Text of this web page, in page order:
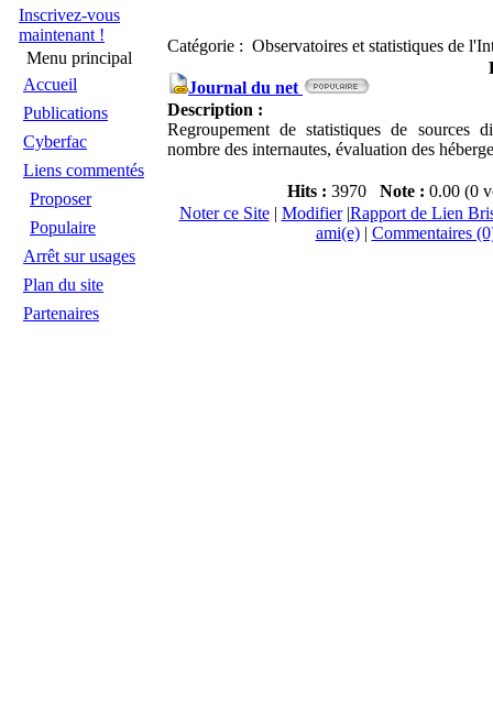
Inscrivez-vous
maintenant !
Menu principal
Accueil
Publications
Cyberfac
Liens commentés
Proposer
Populaire
Arrêt sur usages
Plan du site
Partenaires
Catégorie : Observatoires et statistiques de
Journal du net
Description :
Regroupement de statistiques de sources
nombre des internautes, évaluation des
Hits : 3970 Note : 0.00 (0
Noter ce Site| Modifier|Rapport de Lien
ami(e)| Commentaires